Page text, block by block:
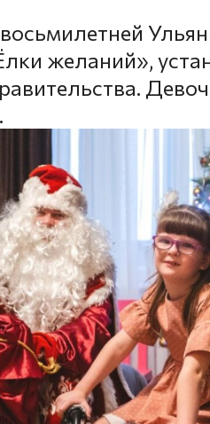
желаний»,